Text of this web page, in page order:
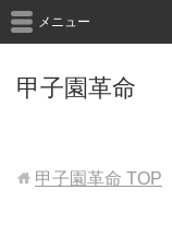
甲子園革命
メニュー
甲子園革命 TOP